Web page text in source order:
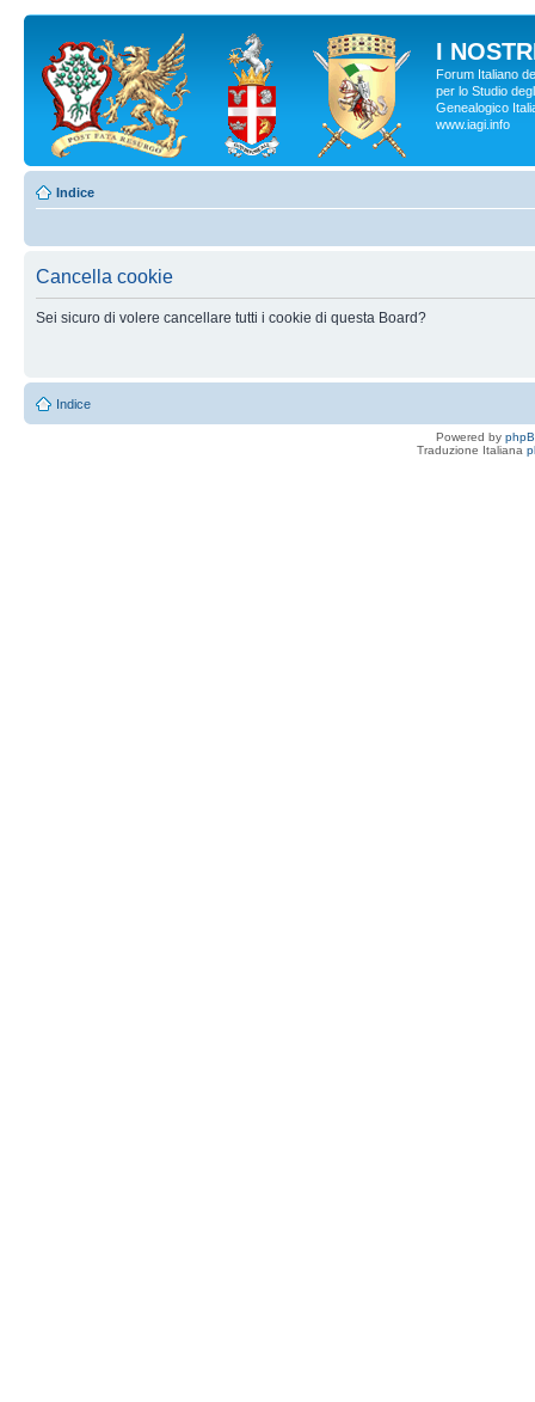
I
Forum Italiano
per lo Studio
Genealogico
www.iagi.info
Indice
Cancella cookie
Sei sicuro di volere cancellare tutti i cookie di questa Board?
Indice
Powered by
Traduzione Italiana